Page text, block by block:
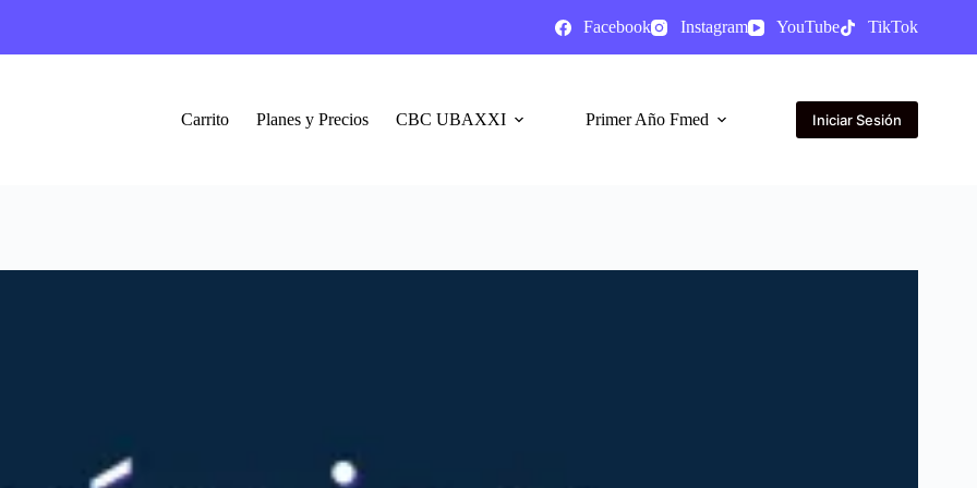
Facebook Instagram YouTube TikTok
Carrito Planes y Precios CBC UBAXXI Primer Año Fmed Iniciar Sesión